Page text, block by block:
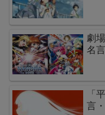
劇
名
「
言